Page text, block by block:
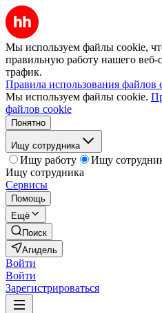
Мы используем файлы cookie,
правильную работу нашего веб-
трафик.
Правила использования файлов
Мы используем файлы cookie.
файлов cookie
Понятно
Ищу сотрудника
Ищу работу
Ищу
Ищу сотрудника
Сервисы
Помощь
Ещё
Поиск
Агидель
Войти
Войти
Зарегистрироваться